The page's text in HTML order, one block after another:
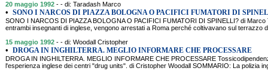
20 maggio 1992 - - di: Taradash Marco
• SONO I NARCOS DI PIAZZA BOLOGNA O PACIFICI FUMATORI DI
SONO I NARCOS DI PIAZZA BOLOGNA O PACIFICI FUMATORI DI SPINELLI? di
entrambi insegnanti di inglese, vengono arrestati a Roma perché coltivavano sul terrazzo
15 maggio 1992 - - di: Woodall Cristopher
• DROGA IN INGHILTERRA. MEGLIO INFORMARE CHE PROCESSARE
DROGA IN INGHILTERRA. MEGLIO INFORMARE CHE PROCESSARE
l'esperienza inglese dei centri "drug units". di Cristopher Woodall SOMMARIO: La polizia